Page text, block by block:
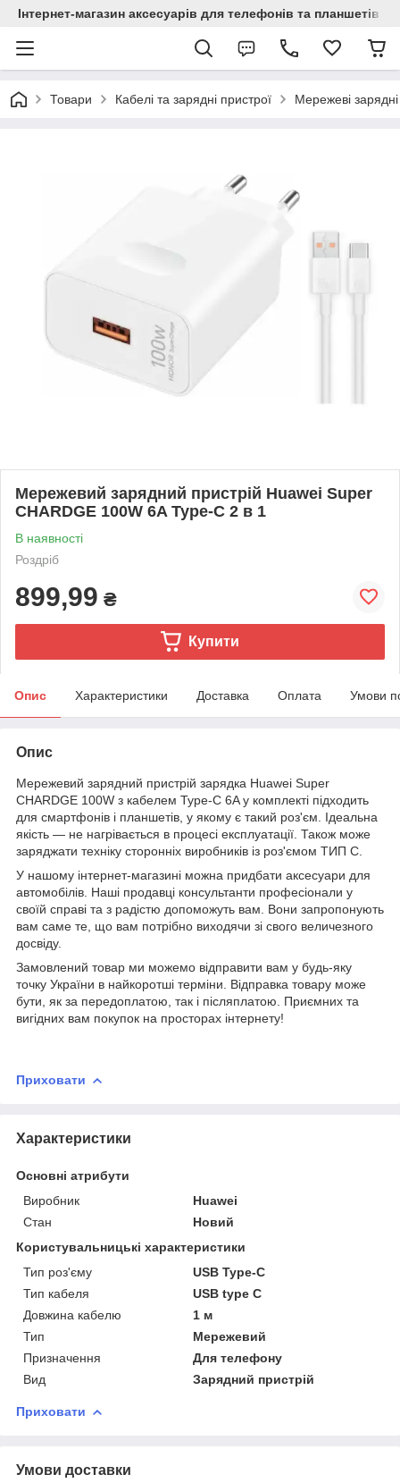
Інтернет-магазин аксесуарів для телефонів та планшетів
Товари Кабелі та зарядні пристрої Мережеві
Мережевий зарядний пристрій Huawei Super
CHARDGE 100W 6A Type-C 2 в 1
В наявності
Роздріб
899,99 ₴
Купити
Опис Характеристики Доставка Оплата Умови
Опис
Мережевий зарядний пристрій зарядка Huawei Super
CHARDGE 100W з кабелем Type-C 6A у комплекті підходить
для смартфонів і планшетів, у якому є такий роз'єм. Ідеальна
якість — не нагрівається в процесі експлуатації. Також може
заряджати техніку сторонніх виробників із роз'ємом ТИП С.
У нашому інтернет-магазині можна придбати аксесуари для
автомобілів. Наші продавці консультанти професіонали у
своїй справі та з радістю допоможуть вам. Вони запропонують
вам саме те, що вам потрібно виходячи зі свого величезного
досвіду.
Замовлений товар ми можемо відправити вам у будь-яку
точку України в найкоротші терміни. Відправка товару може
бути, як за передоплатою, так і післяплатою. Приємних та
вигідних вам покупок на просторах інтернету!
Приховати
Характеристики
Основні атрибути
Виробник
Huawei
Стан
Новий
Користувальницькі характеристики
Тип роз'єму
USB Type-C
Тип кабеля
USB type C
Довжина кабелю
1 м
Тип
Мережевий
Призначення
Для телефону
Вид
Зарядний пристрій
Приховати
Умови доставки